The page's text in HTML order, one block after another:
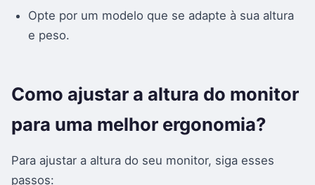
Opte por um modelo que se adapte à sua altura
e peso.
Como ajustar a altura do monitor
para uma melhor ergonomia?
Para ajustar a altura do seu monitor, siga esses
passos: